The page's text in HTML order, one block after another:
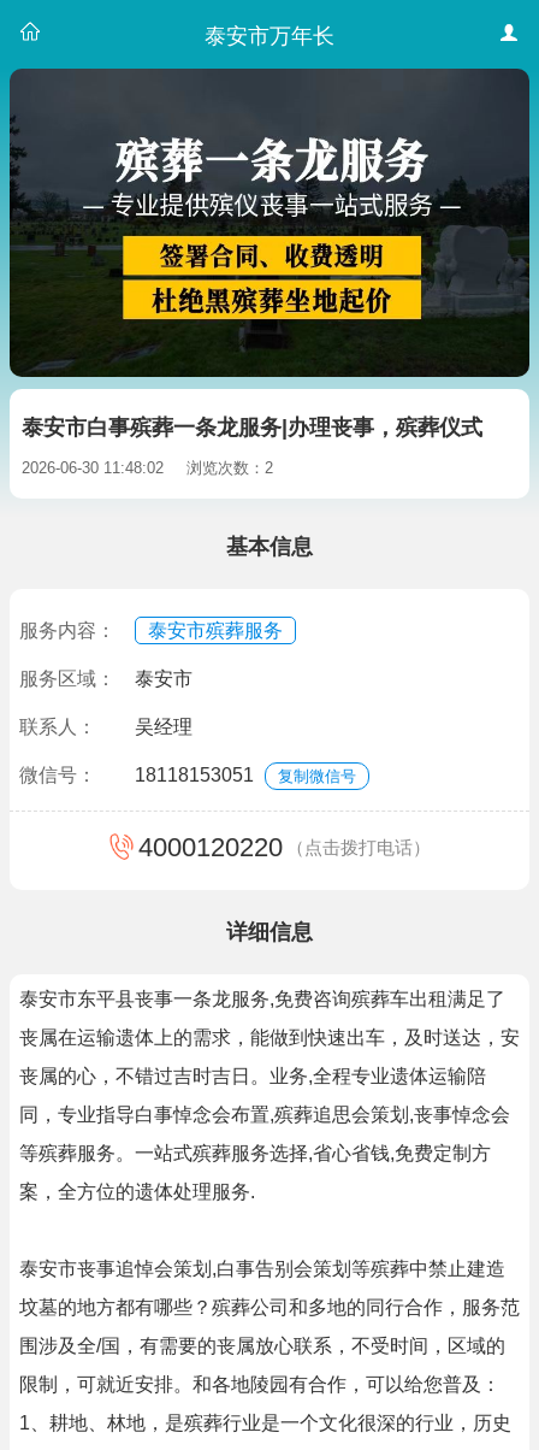
泰安市万年长
泰安市白事殡葬一条龙服务|办理丧事，殡葬仪式
2026-06-30 11:48:02 浏览次数：2
基本信息
服务内容： 泰安市殡葬服务
服务区域： 泰安市
联系人： 吴经理
微信号： 18118153051 复制微信号
4000120220 （点击拨打电话）
详细信息
泰安市东平县丧事一条龙服务,免费咨询殡葬车出租满足了
丧属在运输遗体上的需求，能做到快速出车，及时送达，安
丧属的心，不错过吉时吉日。业务,全程专业遗体运输陪
同，专业指导白事悼念会布置,殡葬追思会策划,丧事悼念会
等殡葬服务。一站式殡葬服务选择,省心省钱,免费定制方
案，全方位的遗体处理服务.
泰安市丧事追悼会策划,白事告别会策划等殡葬中禁止建造
坟墓的地方都有哪些？殡葬公司和多地的同行合作，服务范
围涉及全/国，有需要的丧属放心联系，不受时间，区域的
限制，可就近安排。和各地陵园有合作，可以给您普及：
1、耕地、林地，是殡葬行业是一个文化很深的行业，历史